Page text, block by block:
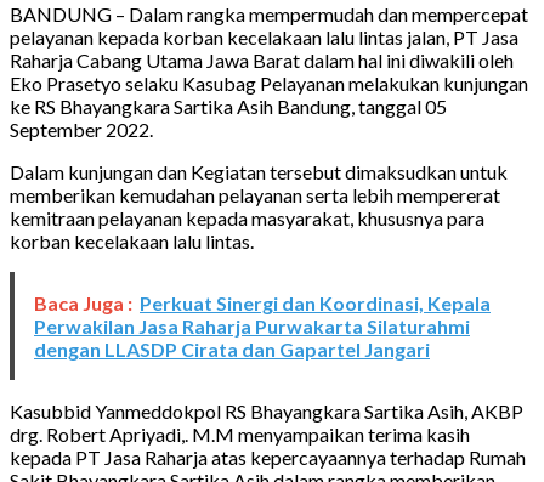
BANDUNG – Dalam rangka mempermudah dan mempercepat
pelayanan kepada korban kecelakaan lalu lintas jalan, PT Jasa
Raharja Cabang Utama Jawa Barat dalam hal ini diwakili oleh
Eko Prasetyo selaku Kasubag Pelayanan melakukan kunjungan
ke RS Bhayangkara Sartika Asih Bandung, tanggal 05
September 2022.
Dalam kunjungan dan Kegiatan tersebut dimaksudkan untuk
memberikan kemudahan pelayanan serta lebih mempererat
kemitraan pelayanan kepada masyarakat, khususnya para
korban kecelakaan lalu lintas.
Baca Juga : Perkuat Sinergi dan Koordinasi, Kepala
Perwakilan Jasa Raharja Purwakarta Silaturahmi
dengan LLASDP Cirata dan Gapartel Jangari
Kasubbid Yanmeddokpol RS Bhayangkara Sartika Asih, AKBP
drg. Robert Apriyadi,. M.M menyampaikan terima kasih
kepada PT Jasa Raharja atas kepercayaannya terhadap Rumah